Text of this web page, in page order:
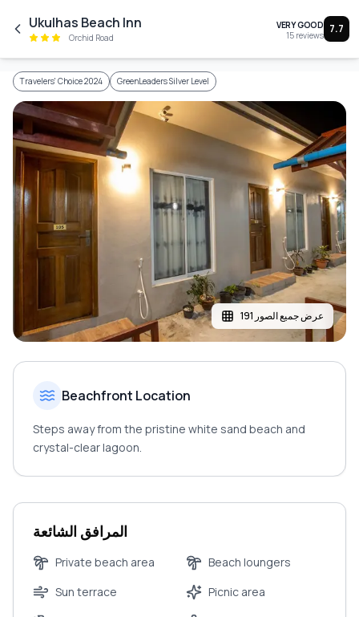
Skip to main content
Ukulhas Beach Inn
Orchid Road
VERY GOOD
15 reviews 7.7
Travelers' Choice 2024 GreenLeaders Silver Level
عرض جميع الصور 191
Beachfront Location
Steps away from the pristine white sand beach and
crystal-clear lagoon.
المرافق الشائعة
Private beach area
Beach loungers
Sun terrace
Picnic area